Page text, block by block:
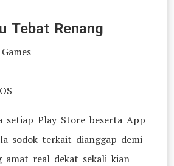
Tebat Renang
setiap Play Store beserta App
sodok terkait dianggap demi
amat real dekat sekali kian